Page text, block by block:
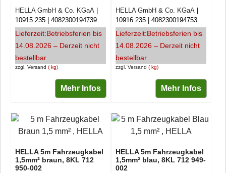
zzgl. Versand kg
HELLA GmbH & Co. KGaA
10915 235
4082300194739
Lieferzeit:Betriebsferien bis
14.08.2026 – Derzeit nicht
bestellbar
Mehr Infos
zzgl. Versand kg
HELLA GmbH & Co. KGaA
10916 235
4082300194753
Lieferzeit:Betriebsferien bis
14.08.2026 – Derzeit nicht
bestellbar
Mehr Infos
HELLA 5m Fahrzeugkabel
1,5mm² braun, 8KL 712
950-002
HELLA 5m Fahrzeugkabel
1,5mm² blau, 8KL 712 949-
002